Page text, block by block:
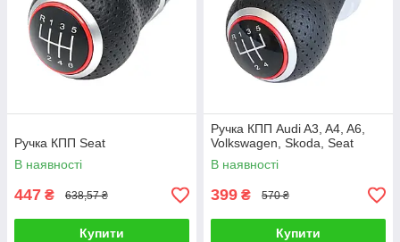
Ручка КПП Seat
В наявності
447 ₴ 638,57 ₴
Купити
Ручка КПП Audi A3, A4, A6,
Volkswagen, Skoda, Seat
В наявності
399 ₴ 570 ₴
Купити